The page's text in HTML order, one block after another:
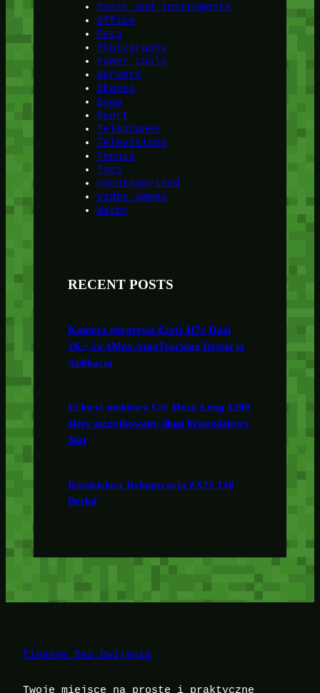
Music and instruments
Office
Pets
Photography
Power tools
Servers
Skates
Snow
Sport
Telephones
Televisions
Tennis
Toys
Uncategorised
Video games
Water
RECENT POSTS
Kamera obrotowa Ezviz H7c Dual
2K+ 2x 4Mpx AutoTracking Detekcja
Aplikacja
Uchwyt meblowy Gtv Hexa Long 1200
złoty szczotkowany długi krawędziowy
3szt
Rozdzielacz Rekuperacja 8X75 150
Berluf
Finanse Bez Owijania
Twoje miejsce na proste i praktyczne